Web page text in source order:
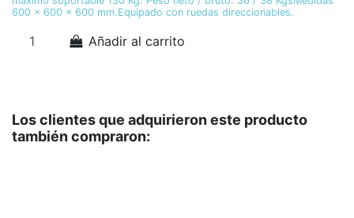
600 x 600 x 600 mm.Equipado con ruedas direccionables.
Añadir al carrito
Los clientes que adquirieron este producto
también compraron: